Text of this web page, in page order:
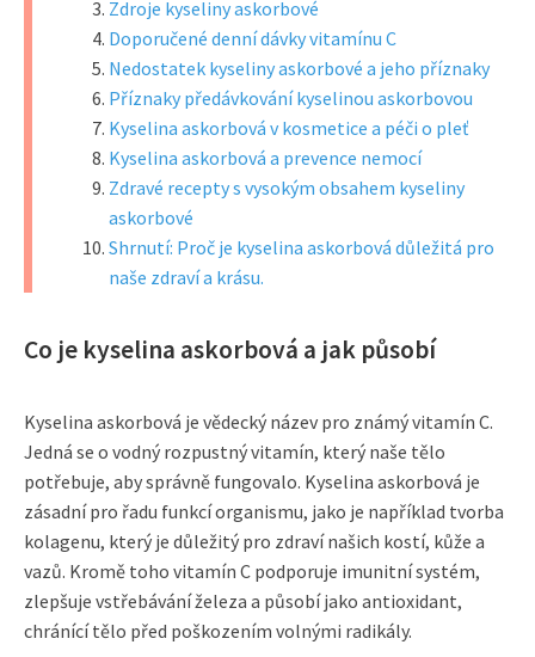
Zdroje kyseliny askorbové
Doporučené denní dávky vitamínu C
Nedostatek kyseliny askorbové a jeho příznaky
Příznaky předávkování kyselinou askorbovou
Kyselina askorbová v kosmetice a péči o pleť
Kyselina askorbová a prevence nemocí
Zdravé recepty s vysokým obsahem kyseliny
askorbové
Shrnutí: Proč je kyselina askorbová důležitá pro
naše zdraví a krásu.
Co je kyselina askorbová a jak působí
Kyselina askorbová je vědecký název pro známý vitamín C.
Jedná se o vodný rozpustný vitamín, který naše tělo
potřebuje, aby správně fungovalo. Kyselina askorbová je
zásadní pro řadu funkcí organismu, jako je například tvorba
kolagenu, který je důležitý pro zdraví našich kostí, kůže a
vazů. Kromě toho vitamín C podporuje imunitní systém,
zlepšuje vstřebávání železa a působí jako antioxidant,
chránící tělo před poškozením volnými radikály.